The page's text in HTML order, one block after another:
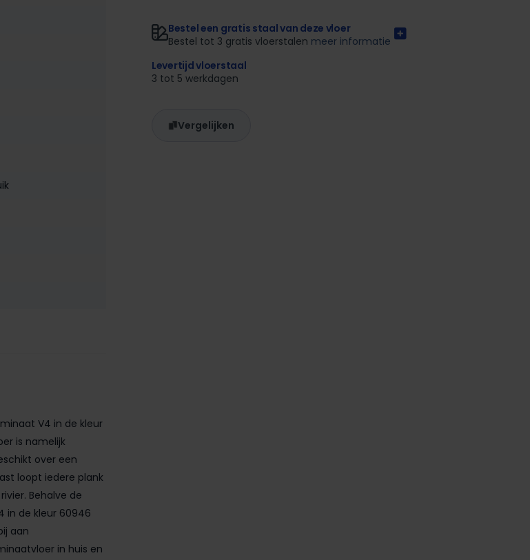
V4 in de kleur
is namelijk
over een
loopt iedere plank
Behalve de
in de kleur 60946
aan
in huis en
Bestel een gratis staal van deze vloer
Bestel tot 3 gratis vloerstalen meer informatie
Levertijd vloerstaal
3 tot 5 werkdagen
Vergelijken